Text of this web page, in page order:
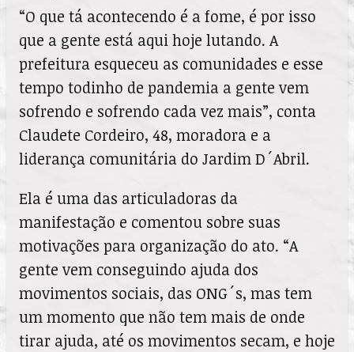
“O que tá acontecendo é a fome, é por isso
que a gente está aqui hoje lutando. A
prefeitura esqueceu as comunidades e esse
tempo todinho de pandemia a gente vem
sofrendo e sofrendo cada vez mais”, conta
Claudete Cordeiro, 48, moradora e a
liderança comunitária do Jardim D´Abril.
Ela é uma das articuladoras da
manifestação e comentou sobre suas
motivações para organização do ato. “A
gente vem conseguindo ajuda dos
movimentos sociais, das ONG´s, mas tem
um momento que não tem mais de onde
tirar ajuda, até os movimentos secam, e hoje